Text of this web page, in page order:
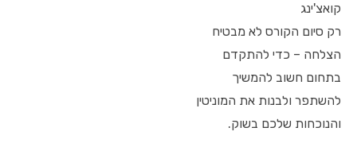
קואצ'ינג
רק סיום הקורס לא מבטיח
הצלחה – כדי להתקדם
בתחום חשוב להמשיך
להשתפר ולבנות את המוניטין
והנוכחות שלכם בשוק.